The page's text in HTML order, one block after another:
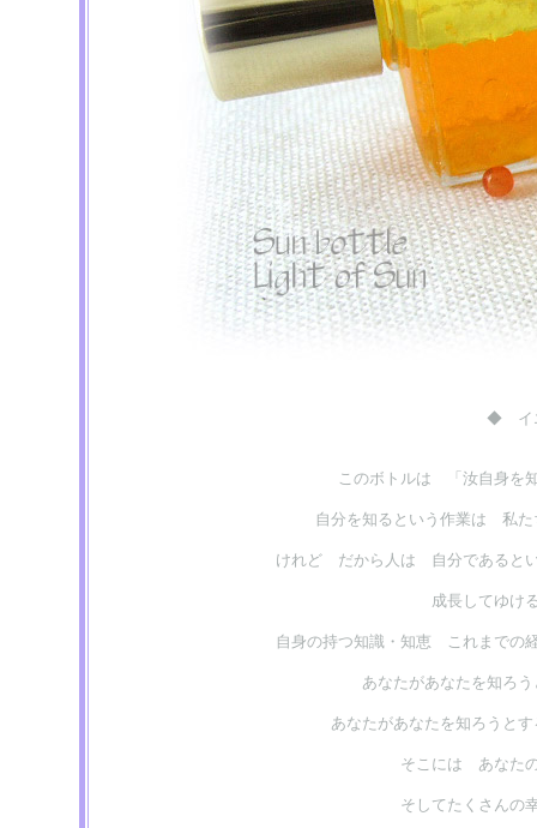
◆ イ
このボトルは 「汝自身を
自分を知るという作業は 私
けれど だから人は 自分であると
成長してゆけ
自身の持つ知識・知恵 これまで
あなたがあなたを知ろ
あなたがあなたを知ろうと
そこには あなた
そしてたくさんの